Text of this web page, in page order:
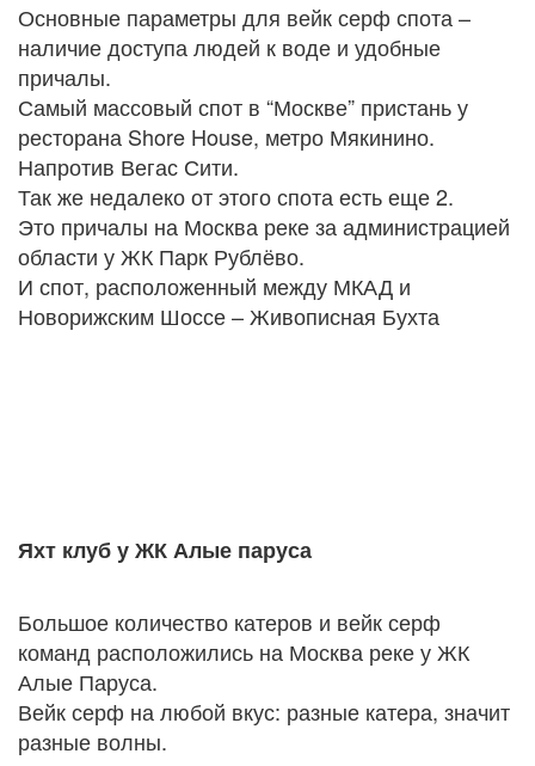
Основные параметры для вейк серф спота –
наличие доступа людей к воде и удобные
причалы.
Самый массовый спот в “Москве” пристань у
ресторана Shore House, метро Мякинино.
Напротив Вегас Сити.
Так же недалеко от этого спота есть еще 2.
Это причалы на Москва реке за администрацией
области у ЖК Парк Рублёво.
И спот, расположенный между МКАД и
Новорижским Шоссе – Живописная Бухта
Яхт клуб у ЖК Алые паруса
Большое количество катеров и вейк серф
команд расположились на Москва реке у ЖК
Алые Паруса.
Вейк серф на любой вкус: разные катера, значит
разные волны.